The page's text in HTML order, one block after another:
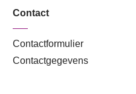
Contact
Contactformulier
Contactgegevens